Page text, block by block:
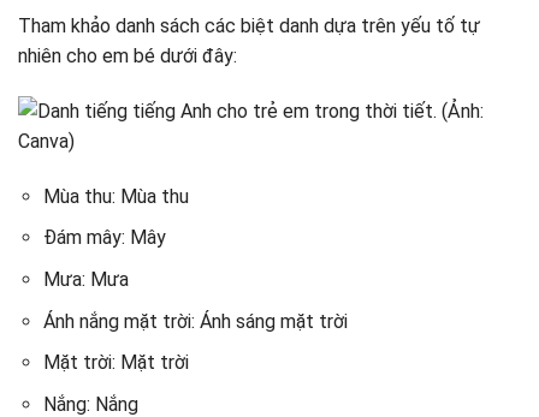
Tham khảo danh sách các biệt danh dựa trên yếu tố tự
nhiên cho em bé dưới đây:
Mùa thu: Mùa thu
Đám mây: Mây
Mưa: Mưa
Ánh nắng mặt trời: Ánh sáng mặt trời
Mặt trời: Mặt trời
Nắng: Nắng